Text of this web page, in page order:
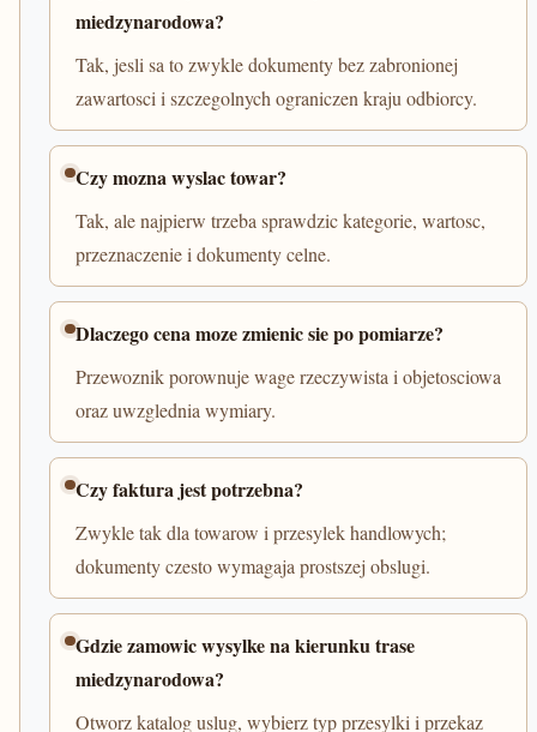
miedzynarodowa?
Tak, jesli sa to zwykle dokumenty bez zabronionej
zawartosci i szczegolnych ograniczen kraju odbiorcy.
Czy mozna wyslac towar?
Tak, ale najpierw trzeba sprawdzic kategorie, wartosc,
przeznaczenie i dokumenty celne.
Dlaczego cena moze zmienic sie po pomiarze?
Przewoznik porownuje wage rzeczywista i objetosciowa
oraz uwzglednia wymiary.
Czy faktura jest potrzebna?
Zwykle tak dla towarow i przesylek handlowych;
dokumenty czesto wymagaja prostszej obslugi.
Gdzie zamowic wysylke na kierunku trase
miedzynarodowa?
Otworz katalog uslug, wybierz typ przesylki i przekaz